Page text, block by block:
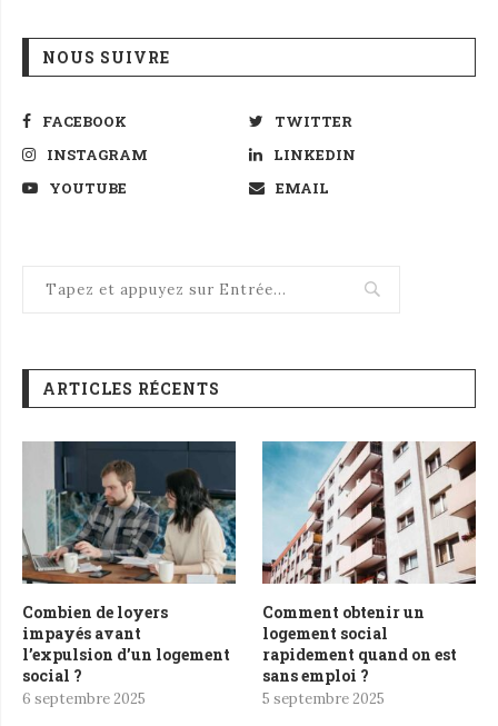
NOUS SUIVRE
FACEBOOK
TWITTER
INSTAGRAM
LINKEDIN
YOUTUBE
EMAIL
ARTICLES RÉCENTS
Combien de loyers
impayés avant
l’expulsion d’un logement
social ?
6 septembre 2025
Comment obtenir un
logement social
rapidement quand on est
sans emploi ?
5 septembre 2025